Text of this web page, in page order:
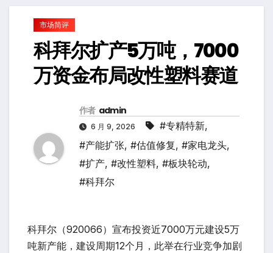
市场简评
科拜尔扩产5万吨，7000
万资金布局改性塑料赛道
作者 admin
6 月 9, 2026 #专精特新,
#产能扩张, #估值修复, #家电龙头,
#扩产, #改性塑料, #板块轮动,
#科拜尔
科拜尔（920066）宣布投资近7000万元建设5万
吨新产能，建设周期12个月，此举在行业竞争加剧